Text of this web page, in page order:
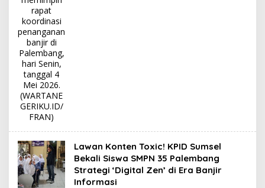
Lawan Konten Toxic! KPID Sumsel
Bekali Siswa SMPN 35 Palembang
Strategi ‘Digital Zen’ di Era Banjir
Informasi